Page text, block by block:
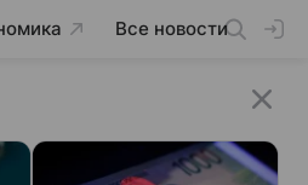
Все новости